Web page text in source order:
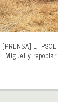
[PRENSA] El
Miguel y